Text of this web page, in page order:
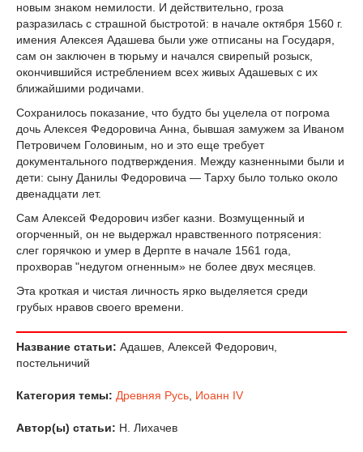
новым знаком немилости. И действительно, гроза
разразилась с страшной быстротой: в начале октября 1560 г.
имения Алексея Адашева были уже отписаны на Государя,
сам он заключен в тюрьму и начался свирепый розыск,
окончившийся истреблением всех живых Адашевых с их
ближайшими родичами.
Сохранилось показание, что будто бы уцелела от погрома
дочь Алексея Федоровича Анна, бывшая замужем за Иваном
Петровичем Головиным, но и это еще требует
документального подтверждения. Между казненными были и
дети: сыну Данилы Федоровича — Тарху было только около
двенадцати лет.
Сам Алексей Федорович избег казни. Возмущенный и
огорченный, он не выдержал нравственного потрясения:
слег горячкою и умер в Дерпте в начале 1561 года,
прохворав "недугом огненным» не более двух месяцев.
Эта кроткая и чистая личность ярко выделяется среди
грубых нравов своего времени.
Название статьи: Адашев, Алексей Федорович,
постельничий
Категория темы: Древняя Русь Иоанн IV
Автор(ы) статьи: Н. Лихачев